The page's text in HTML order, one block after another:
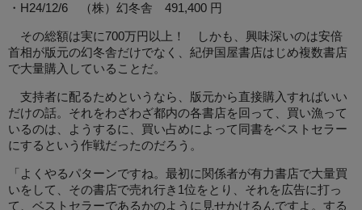
・H24/12/6 （株）幻冬舎 491,400 円
その総額は実に700万円以上！ しかも、興味深いのは安倍
首相が版元の幻冬舎だけでなく、紀伊国屋書店はじめ複数書店
で大量購入していることだ。
支持者に配るためというなら、版元から直接購入すればいい
だけの話。それをわざわざ都内の各書店を回って、買い漁って
いるのは、ようするに、買い占めによって同書をベストセラー
にするという作戦だったのだろう。
「よくやるパターンですね。最初に関係者が有力書店で大量買
いをして、その書店で売れ行き1位をとり、それを広告に打っ
て、ベストセラーであるかのように見せかけるんですよ。する